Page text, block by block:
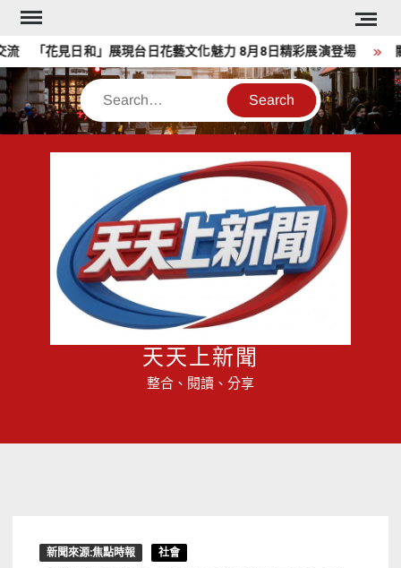
Skip
content
「花見日和」展現台日花藝文化魅力 8月8日精彩展演登場
Search
天天上新聞
整合、閱讀、分享
新聞來源:焦點時報 社會